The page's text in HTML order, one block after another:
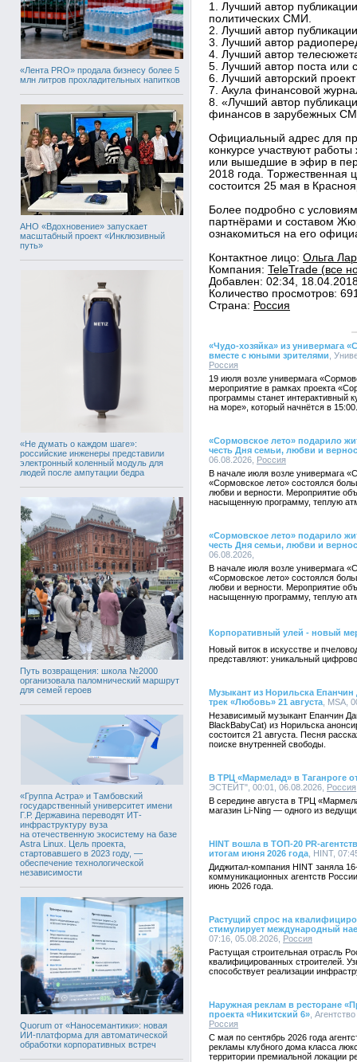
«Лента PRO» продала бизнесу более 5
млн литров прохладительных напитков
АНО «Вдохновение» запускает
масштабный проект «Инклюзивный
путь»
«Не думать о каждом шаге»:
российские инженеры представили
электронный коленный модуль для
людей после ампутации бедра
Путь возвращения: школа №2000
организовала паломнический маршрут
для семей героев
«Группа Астра» и Тамбовский
государственный университет имени
Г.Р. Державина переводят ИТ-
инфраструктуру вуза
на отечественную экосистему на базе
Astra Linux. Цель проекта,
стартовавшего в 2023 году, —
обеспечение технологической
независимости
Quorum от «Наносемантики»: новая
ИИ-платформа для автоматической
обработки корпоративных встреч
1. Лучший автор
политических СМИ.
2. Лучший автор
3. Лучший автор
4. Лучший автор
5. Лучший автор поста или
6. Лучший авторский
7. Акула финансовой
8. «Лучший автор
финансов в зарубежных
Официальный адрес для
конкурсе участвуют
или вышедшие в эфир в
2018 года. Торжественная
состоится 25 мая в
Более подробно с
партнёрами и составом
ознакомиться на его
Контактное лицо: Ольга
Компания: TeleTrade (все
Добавлен: 02:34,
Количество просмотров:
Страна: Россия
«Чудо-хозяйка» из универмага
вместе с юными зрителями ,
Россия
19 июля возле универмага
мероприятие в рамках проекта
программы станет интерактивный
на море», который начнётся в 15:00.
«Сормовское лето» подарило
честь Дня семьи, любви и
06.08.2026, Россия
В начале июля возле универмага
«Сормовское лето» состоялся
любви и верности. Мероприятие
насыщенную программу, теплую
«Сормовское лето» подарило
честь Дня семьи, любви и
06.08.2026,
В начале июля возле универмага
«Сормовское лето» состоялся
любви и верности. Мероприятие
насыщенную программу, теплую
Корпоративный улей - новый
Новый виток в искусстве и
представляют: уникальный
Музыкант из Норильска
трек «Любовь» 21 августа , MSA,
Независимый музыкант Епанчин
BlackBabyCat) из Норильска
состоится 21 августа. Песня
поиске внутренней свободы.
В ТРЦ «Мармелад» в Таганроге
ЭСТЕЙТ", 00:01, 06.08.2026, Россия
В середине августа в ТРЦ
магазин Li-Ning — одного из
HINT вошла в ТОП-20 PR-
итогам июня 2026 года , HINT,
Диджитал-компания HINT заняла
коммуникационных агентств
июнь 2026 года.
Растущий спрос на
стимулирует международный
07:16, 05.08.2026, Россия
Растущая строительная отрасль
квалифицированных строителей.
способствует реализации
Наружная реклам в ресторане
проекта «Никитский 6» ,
Россия
С мая по сентябрь 2026 года
рекламы клубного дома класса
территории премиальной локации